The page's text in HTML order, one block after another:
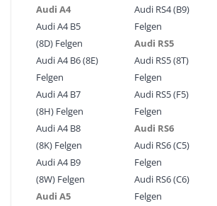
Audi A4
Audi A4 B5
(8D) Felgen
Audi A4 B6 (8E)
Felgen
Audi A4 B7
(8H) Felgen
Audi A4 B8
(8K) Felgen
Audi A4 B9
(8W) Felgen
Audi A5
Audi RS4 (B9)
Felgen
Audi RS5
Audi RS5 (8T)
Felgen
Audi RS5 (F5)
Felgen
Audi RS6
Audi RS6 (C5)
Felgen
Audi RS6 (C6)
Felgen